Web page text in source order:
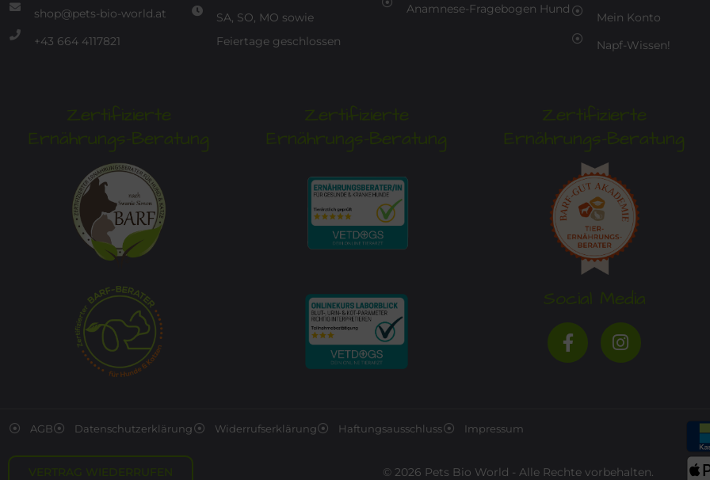
shop@pets-bio-world.at
+43 664 4117821
SA, SO, MO sowie
Feiertage geschlossen
Anamnese-Fragebogen Hund
Mein Konto
Napf-Wissen!
Zertifizierte
Ernährungs-Beratung
Zertifizierte
Ernährungs-Beratung
Zertifizierte
Ernährungs-Beratung
Social Media
AGB Datenschutzerklärung Widerrufserklärung Haftungsausschluss Impressum
VERTRAG WIEDERRUFEN © 2026 Pets Bio World - Alle Rechte vorbehalten.